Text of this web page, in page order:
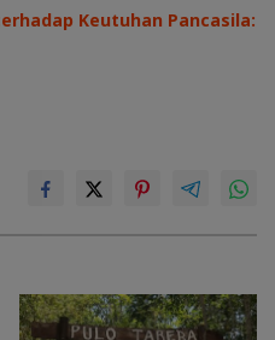
Keutuhan Pancasila: